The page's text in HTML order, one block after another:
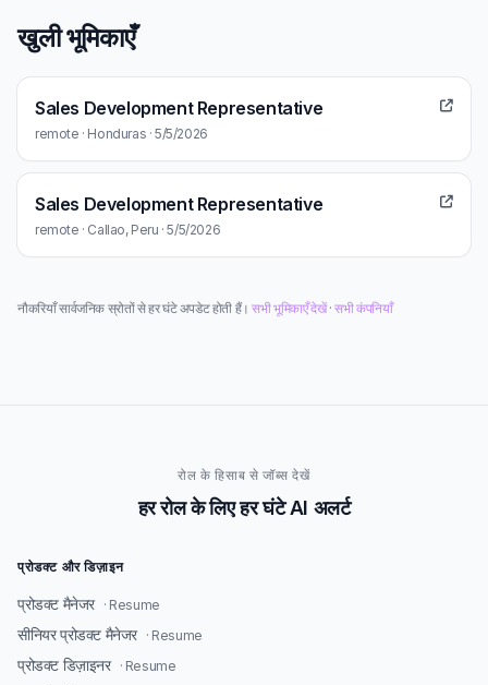
खुली भूमिकाएँ
Sales Development Representative
remote · Honduras · 5/5/2026
Sales Development Representative
remote · Callao, Peru · 5/5/2026
नौकरियाँ सार्वजनिक स्रोतों से हर घंटे अपडेट होती हैं।सभी भूमिकाएँ देखें·सभी कंपनियाँ
रोल के हिसाब से जॉब्स देखें
हर रोल के लिए हर घंटे AI अलर्ट
प्रोडक्ट और डिज़ाइन
प्रोडक्ट मैनेजर · Resume
सीनियर प्रोडक्ट मैनेजर · Resume
प्रोडक्ट डिज़ाइनर · Resume